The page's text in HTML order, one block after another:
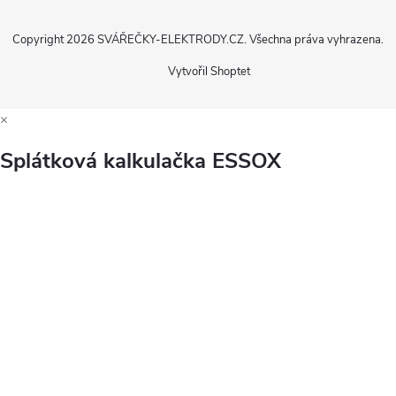
Vytvořil Shoptet
Copyright 2026 SVÁŘEČKY-ELEKTRODY.CZ. Všechna práva vyhrazena.
×
Splátková kalkulačka ESSOX